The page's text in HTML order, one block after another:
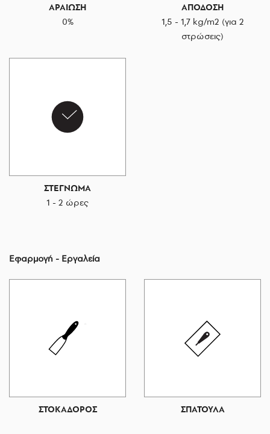
ΑΡΑΙΩΣΗ
0%
ΑΠΟΔΟΣΗ
1,5 - 1,7 kg/m2 (για 2
στρώσεις)
ΣΤΕΓΝΩΜΑ
1 - 2 ώρες
Εφαρμογή - Εργαλεία
ΣΤΟΚΑΔΟΡΟΣ ΣΠΑΤΟΥΛΑ